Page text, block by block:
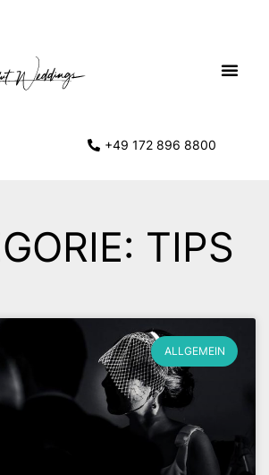
+49 172 896 8800
TIPS
ALLGEMEIN